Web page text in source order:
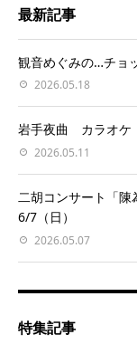
最新記事
観音めぐみの…チョ
2026.05.18
岩手夜曲 カラオケ
2026.05.11
二胡コンサート「
6/7（日）
2026.05.07
特集記事